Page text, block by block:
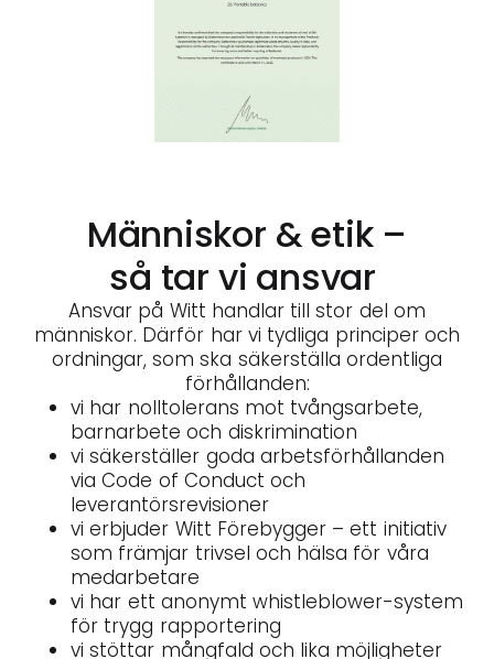
Människor & etik –
så tar vi ansvar
Ansvar på Witt handlar till stor del om
människor. Därför har vi tydliga principer och
ordningar, som ska säkerställa ordentliga
förhållanden:
vi har nolltolerans mot tvångsarbete,
barnarbete och diskrimination
vi säkerställer goda arbetsförhållanden
via Code of Conduct och
leverantörsrevisioner
vi erbjuder Witt Förebygger – ett initiativ
som främjar trivsel och hälsa för våra
medarbetare
vi har ett anonymt whistleblower-system
för trygg rapportering
vi stöttar mångfald och lika möjligheter